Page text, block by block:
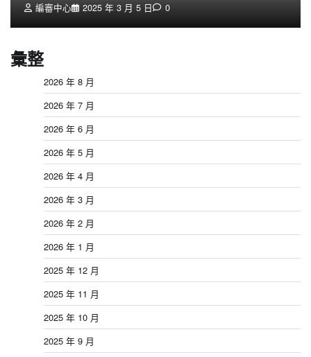
編審中心 2025 年 3 月 5 日 0
彙整
2026 年 8 月
2026 年 7 月
2026 年 6 月
2026 年 5 月
2026 年 4 月
2026 年 3 月
2026 年 2 月
2026 年 1 月
2025 年 12 月
2025 年 11 月
2025 年 10 月
2025 年 9 月